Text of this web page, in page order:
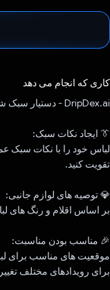
کاری که انجام می دهد
DripDex.ai - دستیار سبک شخصی شما برای باز کردن پتانسیل مد شما!
👔 ایجاد نکات سبک:
لباس خود را با نکات
تقویت کنید.
💎 توصیه های لوازم جانبی:
بر اساس اقلام و رنگ های
🎉 مناسب بودن مناسبت:
موقعیت های مناسب برای
برای رویدادهای مختلف